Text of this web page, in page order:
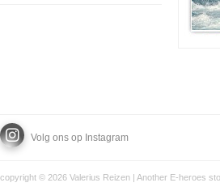
Volg ons op Instagram
copyright © 2026 Valerius Reizen | Another E-heroes